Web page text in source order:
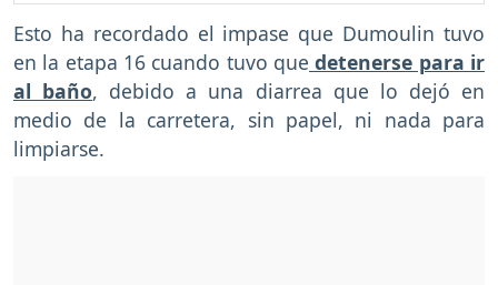
Esto ha recordado el impase que Dumoulin tuvo
en la etapa 16 cuando tuvo que detenerse para ir
al baño, debido a una diarrea que lo dejó en
medio de la carretera, sin papel, ni nada para
limpiarse.